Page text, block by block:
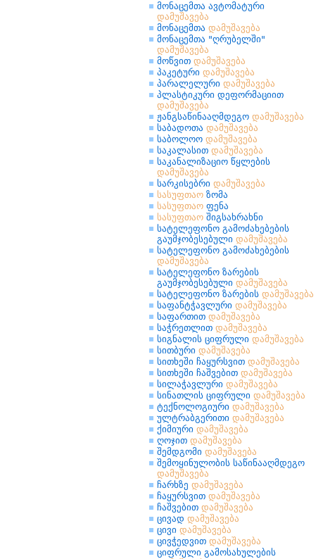
მონაცემთა ავტომატური
დამუშავება
მონაცემთა დამუშავება
მონაცემთა "ღრუბელში"
დამუშავება
მოწვით დამუშავება
პაკეტური დამუშავება
პარალელური დამუშავება
პლასტიკური დეფორმაციით
დამუშავება
ჟანგსაწინააღმდეგო დამუშავება
საბადოთა დამუშავება
საბოლოო დამუშავება
საკალასით დამუშავება
საკანალიზაციო წყლების
დამუშავება
სარკისებრი დამუშავება
სასუფთაო ზომა
სასუფთაო ფენა
სასუფთაო შიგსახრახნი
სატელეფონო გამოძახებების
გაუმჯობესებული დამუშავება
სატელეფონო გამოძახებების
დამუშავება
სატელეფონო ზარების
გაუმჯობესებული დამუშავება
სატელეფონო ზარების დამუშავება
საფანტჭავლური დამუშავება
საფართით დამუშავება
საჭრეთლით დამუშავება
სიგნალის ციფრული დამუშავება
სითბური დამუშავება
სითხეში ჩაყურსვით დამუშავება
სითხეში ჩაშვებით დამუშავება
სილაჭავლური დამუშავება
სინათლის ციფრული დამუშავება
ტექნოლოგიური დამუშავება
ულტრაბგერითი დამუშავება
ქიმიური დამუშავება
ღოჯით დამუშავება
შემდგომი დამუშავება
შემოყინულობის საწინააღმდეგო
დამუშავება
ჩარხზე დამუშავება
ჩაყურსვით დამუშავება
ჩაშვებით დამუშავება
ცივად დამუშავება
ცივი დამუშავება
ცივჭედვით დამუშავება
ციფრული გამოსახულების